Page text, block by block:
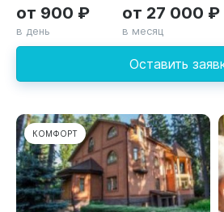
Оставить
от 900 ₽
в день
от 27 000 ₽
в месяц
КОМФОРТ